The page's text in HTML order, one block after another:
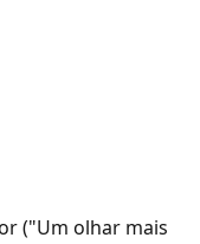
("Um olhar mais